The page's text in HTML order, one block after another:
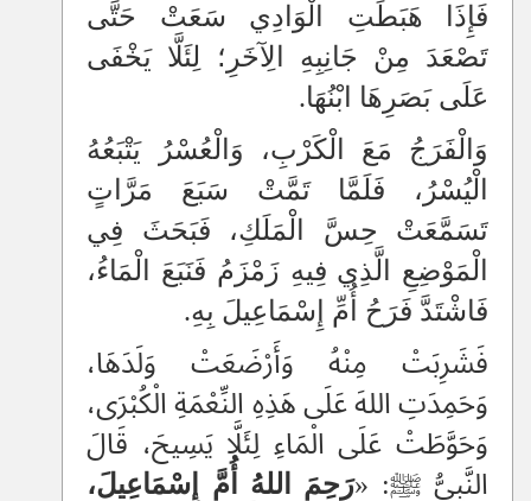
فَإِذَا هَبَطَتِ الْوَادِي سَعَتْ حَتَّى
تَصْعَدَ مِنْ جَانِبِهِ الِآخَرِ؛ لِئَلَّا يَخْفَى
عَلَى بَصَرِهَا ابْنُهَا.
وَالْفَرَجُ مَعَ الْكَرْبِ، وَالْعُسْرُ يَتْبَعُهُ
الْيُسْرُ، فَلَمَّا تَمَّتْ سَبَعَ مَرَّاتٍ
تَسَمَّعَتْ حِسَّ الْمَلَكِ، فَبَحَثَ فِي
الْمَوْضِعِ الَّذِي فِيهِ زَمْزَمُ فَنَبَعَ الْمَاءُ،
فَاشْتَدَّ فَرَحُ أُمِّ إِسْمَاعِيلَ بِهِ.
فَشَرِبَتْ مِنْهُ وَأَرْضَعَتْ وَلَدَهَا،
وَحَمِدَتِ اللهَ عَلَى هَذِهِ النِّعْمَةِ الْكُبْرَى،
وَحَوَّطَتْ عَلَى الْمَاءِ لِئَلَّا يَسِيحَ، قَالَ
النَّبِيُّ ﷺ: «رَحِمَ اللهُ
أُمَّ إِسْمَاعِيلَ،